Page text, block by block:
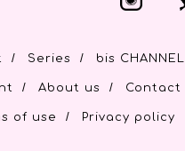
/ Series / bis CHANNEL
/ About us / Contact
of use / Privacy policy